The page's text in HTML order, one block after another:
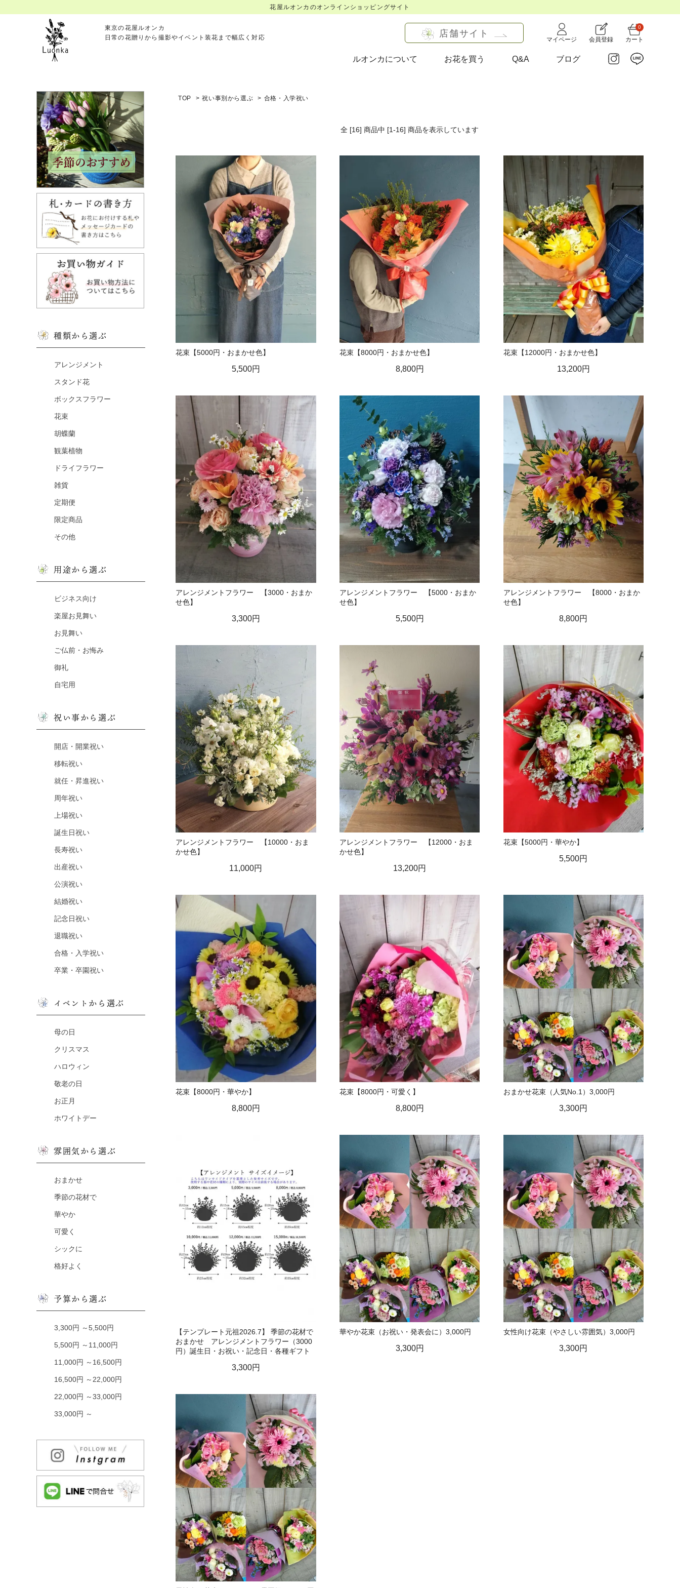
花屋ルオンカのオンラインショッピングサイト
東京の花屋ルオンカ
日常の花贈りから撮影やイベント装花まで幅広く対応
店舗サイト
マイページ 会員登録
0
カート
ルオンカについて お花を買う Q&A ブログ
種類から選ぶ
アレンジメント
スタンド花
ボックスフラワー
花束
胡蝶蘭
観葉植物
ドライフラワー
雑貨
定期便
限定商品
その他
用途から選ぶ
ビジネス向け
楽屋お見舞い
お見舞い
ご仏前・お悔み
御礼
自宅用
祝い事から選ぶ
開店・開業祝い
移転祝い
就任・昇進祝い
周年祝い
上場祝い
誕生日祝い
長寿祝い
出産祝い
公演祝い
結婚祝い
記念日祝い
退職祝い
合格・入学祝い
卒業・卒園祝い
イベントから選ぶ
母の日
クリスマス
ハロウィン
敬老の日
お正月
ホワイトデー
雰囲気から選ぶ
おまかせ
季節の花材で
華やか
可愛く
シックに
格好よく
予算から選ぶ
3,300円 ～5,500円
5,500円 ～11,000円
11,000円 ～16,500円
16,500円 ～22,000円
22,000円 ～33,000円
33,000円 ～
TOP > 祝い事別から選ぶ > 合格・入学祝い
全 [16] 商品中 [1-16] 商品を表示しています
花束【5000円・おまかせ色】
5,500円
花束【8000円・おまかせ色】
8,800円
花束【12000円・おまかせ色】
13,200円
アレンジメントフラワー 【3000・おまか
せ色】
3,300円
アレンジメントフラワー 【5000・おまか
せ色】
5,500円
アレンジメントフラワー 【8000・おまか
せ色】
8,800円
アレンジメントフラワー 【10000・おま
かせ色】
11,000円
アレンジメントフラワー 【12000・おま
かせ色】
13,200円
花束【5000円・華やか】
5,500円
花束【8000円・華やか】
8,800円
花束【8000円・可愛く】
8,800円
おまかせ花束（人気No.1）3,000円
3,300円
【テンプレート元祖2026.7】 季節の花材で
おまかせ アレンジメントフラワー（3000
円）誕生日・お祝い・記念日・各種ギフト
3,300円
華やか花束（お祝い・発表会に）3,000円
3,300円
女性向け花束（やさしい雰囲気）3,000円
3,300円